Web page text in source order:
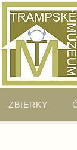
ZBIERKY